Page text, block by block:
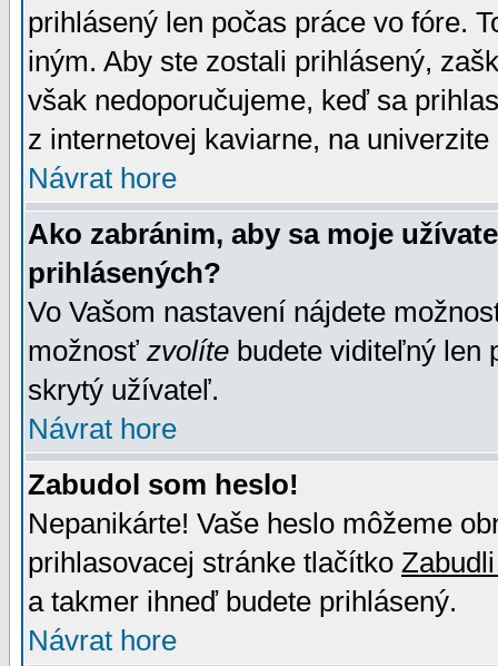
prihlásený len počas práce vo fóre.
iným. Aby ste zostali prihlásený,
však nedoporučujeme, keď sa
z internetovej kaviarne, na univerzite
Návrat hore
Ako zabránim, aby sa moje
prihlásených?
Vo Vašom nastavení nájdete
možnosť zvolíte budete viditeľný len
skrytý užívateľ.
Návrat hore
Zabudol som heslo!
Nepanikárte! Vaše heslo môžeme
prihlasovacej stránke tlačítko
a takmer ihneď budete prihlásený.
Návrat hore